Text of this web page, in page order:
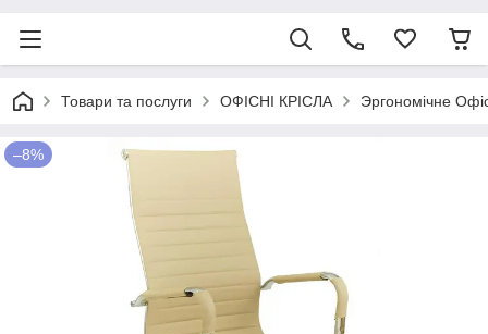
Товари та послуги ОФІСНІ КРІСЛА Эргономічне
–8%